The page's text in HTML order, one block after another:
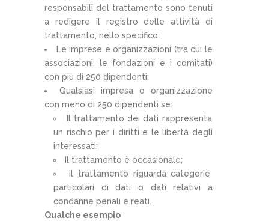
responsabili del trattamento sono tenuti
a redigere il registro delle attività di
trattamento, nello specifico:
Le imprese e organizzazioni (tra cui le
associazioni, le fondazioni e i comitati)
con più di 250 dipendenti;
Qualsiasi impresa o organizzazione
con meno di 250 dipendenti se:
Il trattamento dei dati rappresenta
un rischio per i diritti e le libertà degli
interessati;
Il trattamento è occasionale;
Il trattamento riguarda categorie
particolari di dati o dati relativi a
condanne penali e reati.
Qualche esempio